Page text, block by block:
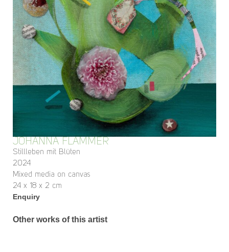
JOHANNA FLAMMER
Stillleben mit Blüten
2024
Mixed media on canvas
24 x 18 x 2 cm
Enquiry
Other works of this artist